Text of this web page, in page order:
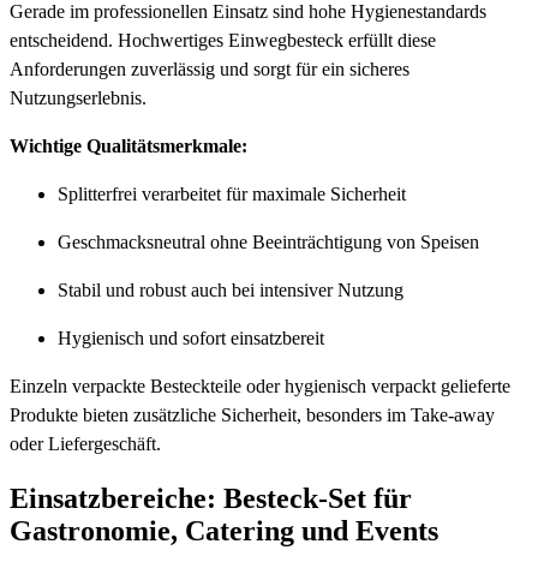
Gerade im professionellen Einsatz sind hohe Hygienestandards
entscheidend. Hochwertiges Einwegbesteck erfüllt diese
Anforderungen zuverlässig und sorgt für ein sicheres
Nutzungserlebnis.
Wichtige Qualitätsmerkmale:
Splitterfrei verarbeitet für maximale Sicherheit
Geschmacksneutral ohne Beeinträchtigung von Speisen
Stabil und robust auch bei intensiver Nutzung
Hygienisch und sofort einsatzbereit
Einzeln verpackte Besteckteile oder hygienisch verpackt gelieferte
Produkte bieten zusätzliche Sicherheit, besonders im Take-away
oder Liefergeschäft.
Einsatzbereiche: Besteck-Set für
Gastronomie, Catering und Events